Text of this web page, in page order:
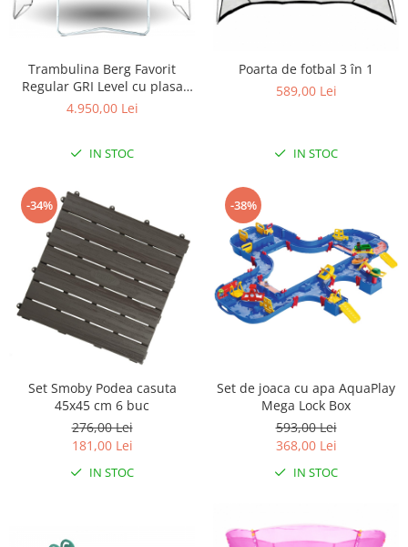
Fotolii copii
Covorase de joaca
Carusele patut
Mobilier Birou
Saltele de infasat
Scaun masa copii
La plimbare
Biciclete
Biciclete copii cu roti 10 inch (2-4
ani)
Biciclete copii cu roti 12 inch (3-6
ani)
Biciclete copii cu roti 16 inch (4-9
Trambulina Berg Favorit
Regular GRI Level cu plasa
Comfort 430
4.950,00 Lei
IN STOC
Poarta de fotbal 3 în 1
589,00 Lei
IN STOC
-34%
Set Smoby Podea casuta
45x45 cm 6 buc
276,00 Lei
181,00 Lei
IN STOC
-38%
Set de joaca cu apa AquaPlay
Mega Lock Box
593,00 Lei
368,00 Lei
IN STOC